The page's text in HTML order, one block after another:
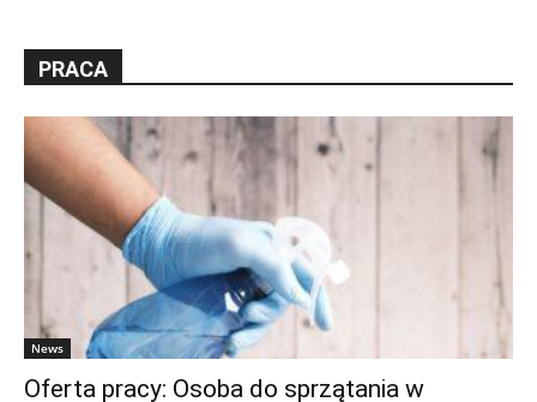
PRACA
News
Oferta pracy: Osoba do sprzątania w